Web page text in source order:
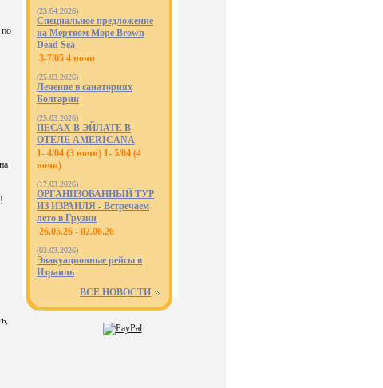
по
(23.04.2026)
Специальное предложение
на Мертвом Море Brown
Dead Sea
3-7/05 4 ночи
(25.03.2026)
Лечение в санаториях
Болгарии
(25.03.2026)
ПЕСАХ В ЭЙЛАТЕ В
ОТЕЛЕ AMERICANA
1- 4/04 (3 ночи) 1- 5/04 (4
ночи)
(17.03.2026)
ОРГАНИЗОВАННЫЙ ТУР
ИЗ ИЗРАИЛЯ - Встречаем
лето в Грузии
26.05.26 - 02.06.26
(03.03.2026)
Эвакуационные рейсы в
Израиль
ВСЕ НОВОСТИ